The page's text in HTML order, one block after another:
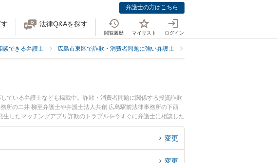
弁護士の方はこちら
法律Q&Aを探す
閲覧履歴 マイリスト ログイン
談できる弁護士 広島市東区で詐欺・消費者問題に強い弁護士
ている弁護士なども掲載中。詐欺・消費者問題に関係する投資詐欺
所の二井 柳至弁護士や弁護士法人共創 広島駅前法律事務所の下西
したマッチングアプリ詐欺のトラブルを今すぐに弁護士に相談した
ングアプリ詐欺を法律相談できる広島市東区内の弁護士に相談予約
変更
変更